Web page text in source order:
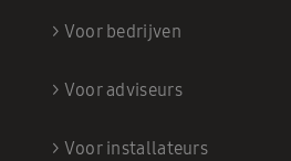
> Voor bedrijven
> Voor adviseurs
> Voor installateurs